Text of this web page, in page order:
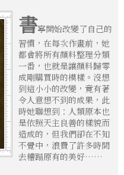
書寧開始改變了自己的
習慣，在每次作畫前，她
都會將所有顏料整理分類
一番，也就是讓顏料歸零
成剛購買時的模樣。沒想
到這小小的改變，竟有著
令人意想不到的成果，此
時她聯想到：人類原本也
是依照天主良善的樣貌而
造成的，但我們卻在不知
不覺中，浪費了許多時間
去糟蹋原有的美好……